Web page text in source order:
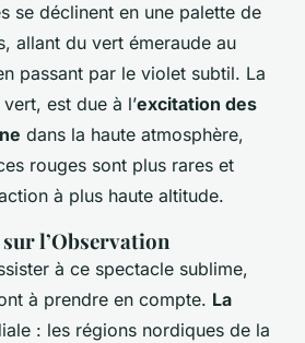
se déclinent en une palette de
allant du vert émeraude au
passant par le violet subtil. La
est due à l’excitation des
dans la haute atmosphère,
rouges sont plus rares et
à plus haute altitude.
l’Observation
à ce spectacle sublime,
à prendre en compte. La
: les régions nordiques de la